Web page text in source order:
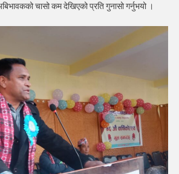
चासो कम देखिएको प्रति गुनासो गर्नुभयो ।